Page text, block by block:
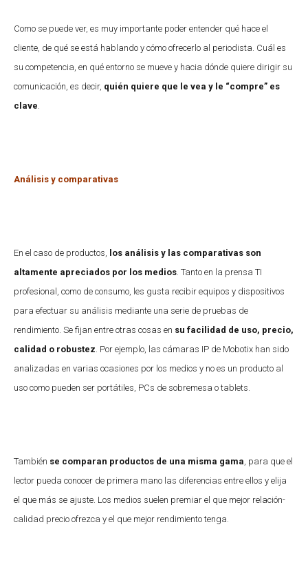
Como se puede ver, es muy importante poder entender qué hace el
cliente, de qué se está hablando y cómo ofrecerlo al periodista. Cuál es
su competencia, en qué entorno se mueve y hacia dónde quiere dirigir su
comunicación, es decir, quién quiere que le vea y le “compre” es
clave
Análisis y comparativas
En el caso de productos, los análisis y las comparativas son
altamente apreciados por los medios . Tanto en la prensa TI
profesional, como de consumo, les gusta recibir equipos y dispositivos
para efectuar su análisis mediante una serie de pruebas de
rendimiento. Se fijan entre otras cosas en su facilidad de uso, precio,
calidad o robustez . Por ejemplo, las cámaras IP de Mobotix han sido
analizadas en varias ocasiones por los medios y no es un producto al
uso como pueden ser portátiles, PCs de sobremesa o tablets.
También se comparan productos de una misma gama , para que el
lector pueda conocer de primera mano las diferencias entre ellos y elija
el que más se ajuste. Los medios suelen premiar el que mejor relación-
calidad precio ofrezca y el que mejor rendimiento tenga.